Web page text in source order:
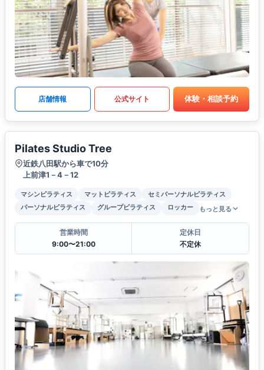
店舗情報 公式サイト 体験・相談予約
Pilates Studio Tree
近鉄八田駅から車で10分
上前津1－4－12
マシンピラティス マットピラティス
セミパーソナルピラティス
パーソナルピラティス
グループピラティス ロッカー もっと見る
営業時間
9:00〜21:00
定休日
不定休